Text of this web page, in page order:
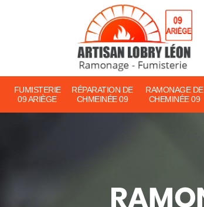
FUMISTERIE
09 ARIÈGE
RÉPARATION DE
CHMEINÉE 09
RAMONAGE DE
CHEMINÉE 09